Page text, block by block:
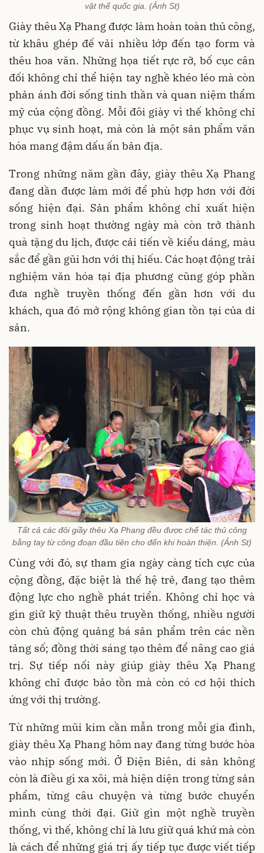
vật thể quốc gia. (Ảnh St)
Giày thêu Xạ Phang được làm hoàn toàn thủ công,
từ khâu ghép đế vải nhiều lớp đến tạo form và
thêu hoa văn. Những họa tiết rực rỡ, bố cục cân
đối không chỉ thể hiện tay nghề khéo léo mà còn
phản ánh đời sống tinh thần và quan niệm thẩm
mỹ của cộng đồng. Mỗi đôi giày vì thế không chỉ
phục vụ sinh hoạt, mà còn là một sản phẩm văn
hóa mang đậm dấu ấn bản địa.
Trong những năm gần đây, giày thêu Xạ Phang
đang dần được làm mới để phù hợp hơn với đời
sống hiện đại. Sản phẩm không chỉ xuất hiện
trong sinh hoạt thường ngày mà còn trở thành
quà tặng du lịch, được cải tiến về kiểu dáng, màu
sắc để gần gũi hơn với thị hiếu. Các hoạt động trải
nghiệm văn hóa tại địa phương cũng góp phần
đưa nghề truyền thống đến gần hơn với du
khách, qua đó mở rộng không gian tồn tại của di
sản.
Tất cả các đôi giầy thêu Xạ Phang đều được chế tác thủ công
bằng tay từ công đoạn đầu tiên cho đến khi hoàn thiện. (Ảnh St)
Cùng với đó, sự tham gia ngày càng tích cực của
cộng đồng, đặc biệt là thế hệ trẻ, đang tạo thêm
động lực cho nghề phát triển. Không chỉ học và
gìn giữ kỹ thuật thêu truyền thống, nhiều người
còn chủ động quảng bá sản phẩm trên các nền
tảng số; đồng thời sáng tạo thêm để nâng cao giá
trị. Sự tiếp nối này giúp giày thêu Xạ Phang
không chỉ được bảo tồn mà còn có cơ hội thích
ứng với thị trường.
Từ những mũi kim cần mẫn trong mỗi gia đình,
giày thêu Xạ Phang hôm nay đang từng bước hòa
vào nhịp sống mới. Ở Điện Biên, di sản không
còn là điều gì xa xôi, mà hiện diện trong từng sản
phẩm, từng câu chuyện và từng bước chuyển
mình cùng thời đại. Giữ gìn một nghề truyền
thống, vì thế, không chỉ là lưu giữ quá khứ mà còn
là cách để những giá trị ấy tiếp tục được viết tiếp